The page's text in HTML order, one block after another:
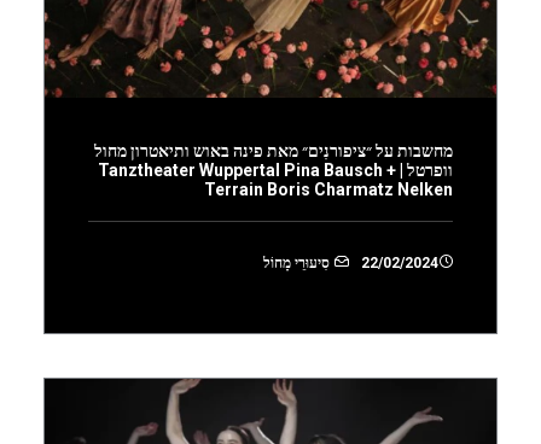
מחשבות על ״ציפורנִים״ מאת פינה באוש ותיאטרון מחול
וופרטל | Tanztheater Wuppertal Pina Bausch +
Terrain Boris Charmatz Nelken
22/02/2024 סִיעוּרֵי מָחוֹל